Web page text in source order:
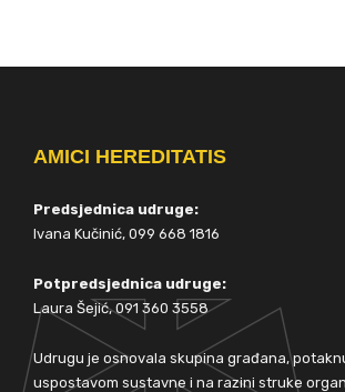
AMICI HEREDITATIS
Predsjednica udruge:
Ivana Kučinić, 099 668 1816
Potpredsjednica udruge:
Laura Šejić, 091 360 3558
Udrugu je osnovala skupina građana,
uspostavom sustavne i na razini struke